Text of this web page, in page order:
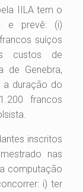
IILA tem o
e prevê: (i)
suíços
custos de
de Genebra,
a duração do
francos
inscritos
nas
computação
i) ter